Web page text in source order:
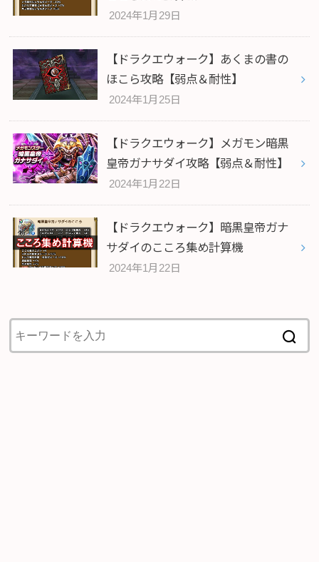
2024年1月29日
【ドラクエウォーク】あくまの書の
ほこら攻略【弱点＆耐性】
2024年1月25日
【ドラクエウォーク】メガモン暗黒
皇帝ガナサダイ攻略【弱点＆耐性】
2024年1月22日
【ドラクエウォーク】暗黒皇帝ガナ
サダイのこころ集め計算機
2024年1月22日